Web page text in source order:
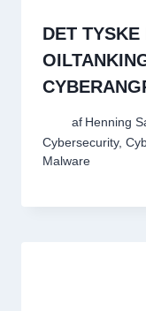
DET
af Henning
Cybersecurity,
Malware